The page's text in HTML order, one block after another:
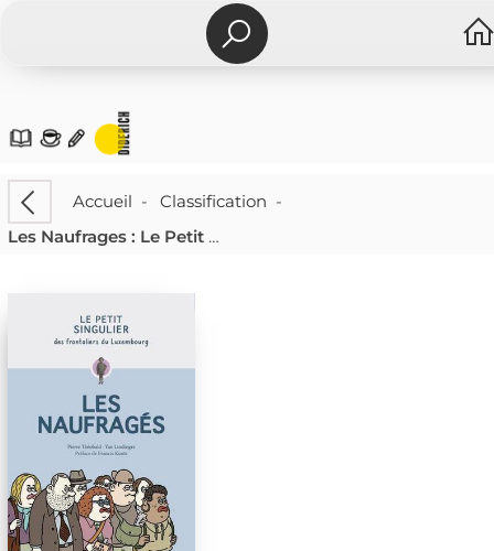
Accueil - Classification -
Les Naufrages : Le Petit Singulier Des Frontaliers Du Luxembourg